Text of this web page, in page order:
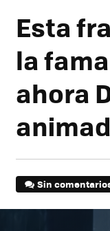
Esta
la
ahora
Sin